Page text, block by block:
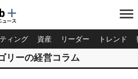
menu
ィング 資産 リーダー トレンド
リーの経営コラム